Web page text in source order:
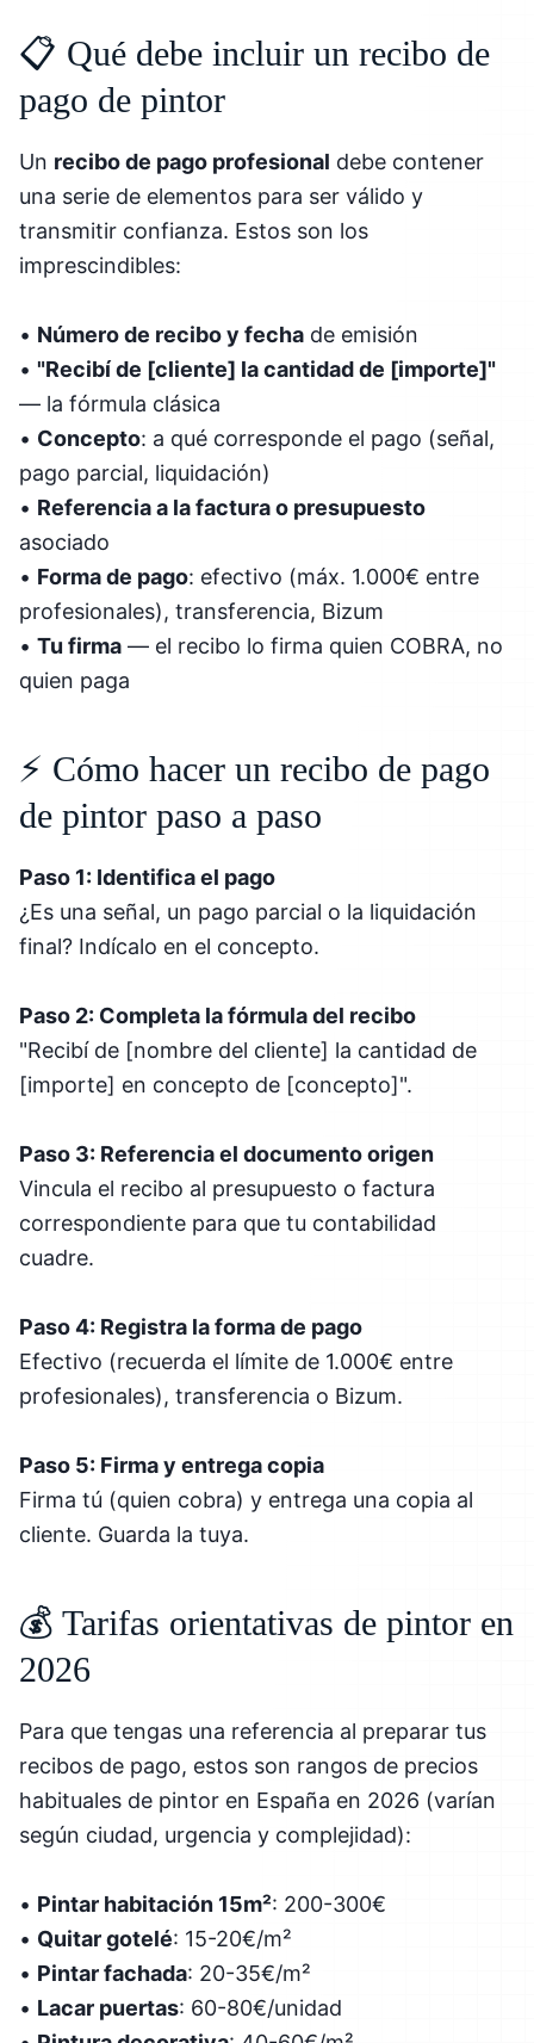
📋 Qué debe incluir un recibo de
pago de pintor
Un recibo de pago profesional debe contener
una serie de elementos para ser válido y
transmitir confianza. Estos son los
imprescindibles:
• Número de recibo y fecha de emisión
• "Recibí de [cliente] la cantidad de [importe]"
— la fórmula clásica
• Concepto: a qué corresponde el pago (señal,
pago parcial, liquidación)
• Referencia a la factura o presupuesto
asociado
• Forma de pago: efectivo (máx. 1.000€ entre
profesionales), transferencia, Bizum
• Tu firma — el recibo lo firma quien COBRA, no
quien paga
⚡ Cómo hacer un recibo de pago
de pintor paso a paso
Paso 1: Identifica el pago
¿Es una señal, un pago parcial o la liquidación
final? Indícalo en el concepto.
Paso 2: Completa la fórmula del recibo
"Recibí de [nombre del cliente] la cantidad de
[importe] en concepto de [concepto]".
Paso 3: Referencia el documento origen
Vincula el recibo al presupuesto o factura
correspondiente para que tu contabilidad
cuadre.
Paso 4: Registra la forma de pago
Efectivo (recuerda el límite de 1.000€ entre
profesionales), transferencia o Bizum.
Paso 5: Firma y entrega copia
Firma tú (quien cobra) y entrega una copia al
cliente. Guarda la tuya.
💰 Tarifas orientativas de pintor en
2026
Para que tengas una referencia al preparar tus
recibos de pago, estos son rangos de precios
habituales de pintor en España en 2026 (varían
según ciudad, urgencia y complejidad):
• Pintar habitación 15m²: 200-300€
• Quitar gotelé: 15-20€/m²
• Pintar fachada: 20-35€/m²
• Lacar puertas: 60-80€/unidad